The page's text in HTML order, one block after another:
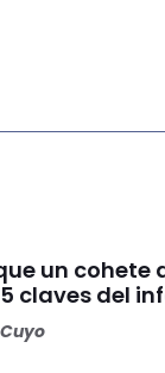
un cohete
claves del